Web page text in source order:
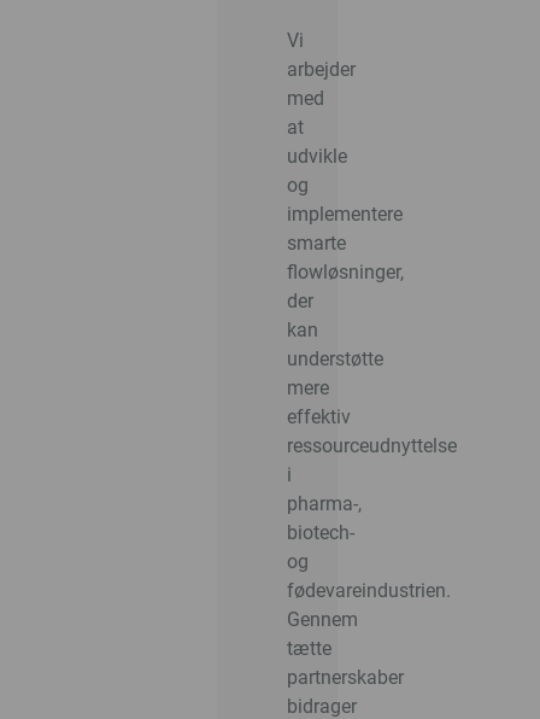
Vi
arbejder
med
at
udvikle
og
implementere
smarte
flowløsninger,
der
kan
understøtte
mere
effektiv
ressourceudnyttelse
i
pharma-,
biotech-
og
fødevareindustrien.
Gennem
tætte
partnerskaber
bidrager